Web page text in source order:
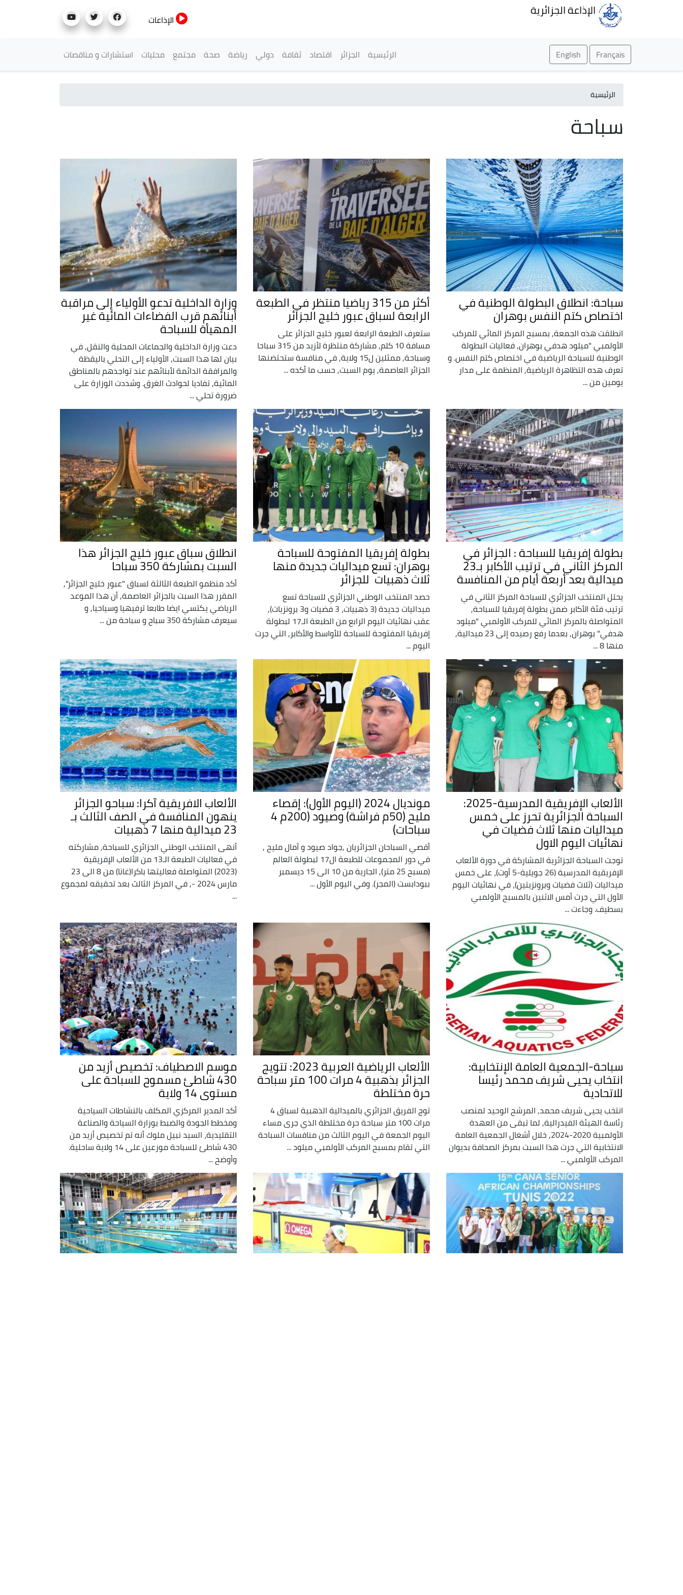
الإذاعة الجزائرية
الإذاعات
Français
English القائمة الرئيسية
الرئيسية الجزائر اقتصاد ثقافة دولي رياضة صحة مجتمع محليات استشارات و مناقصات
الرئيسية
سباحة
سباحة: انطلاق البطولة الوطنية في
اختصاص كتم النفس بوهران
انطلقت هذه الجمعة, بمسبح المركز المائي للمركب
الأولمبي "ميلود هدفي بوهران, فعاليات البطولة
الوطنية للسباحة الرياضية في اختصاص كتم النفس. و
تعرف هده التظاهرة الرياضية, المنظمة على مدار
يومين من ...
أكثر من 315 رياضيا منتظر في الطبعة
الرابعة لسباق عبور خليج الجزائر
ستعرف الطبعة الرابعة لعبور خليج الجزائر على
مسافة 10 كلم, مشاركة منتظرة لأزيد من 315 سباحا
وسباحة, ممثلين ل15 ولاية, في منافسة ستحتضنها
الجزائر العاصمة, يوم السبت, حسب ما أكده ...
وزارة الداخلية تدعو الأولياء إلى مراقبة
أبنائهم قرب الفضاءات المائية غير
المهيأة للسباحة
دعت وزارة الداخلية والجماعات المحلية والنقل, في
بيان لها هذا السبت, الأولياء إلى التحلي باليقظة
والمرافقة الدائمة لأبنائهم عند تواجدهم بالمناطق
المائية, تفاديا لحوادث الغرق. وشددت الوزارة على
ضرورة تحلي ...
بطولة إفريقيا للسباحة : الجزائر في
المركز الثاني في ترتيب الأكابر بـ23
ميدالية بعد أربعة أيام من المنافسة
يحتل المنتخب الجزائري للسباحة المركز الثاني في
ترتيب فئة الأكابر ضمن بطولة إفريقيا للسباحة,
المتواصلة بالمركز المائي للمركب الأولمبي "ميلود
هدفي" بوهران, بعدما رفع رصيده إلى 23 ميدالية,
منها 8 ...
بطولة إفريقيا المفتوحة للسباحة
بوهران: تسع ميداليات جديدة منها
ثلاث ذهبيات للجزائر
حصد المنتخب الوطني الجزائري للسباحة تسع
ميداليات جديدة (3 ذهبيات، 3 فضيات و3 برونزيات),
عقب نهائيات اليوم الرابع من الطبعة الـ17 لبطولة
إفريقيا المفتوحة للسباحة للأواسط والأكابر, التي جرت
اليوم ...
انطلاق سباق عبور خليج الجزائر هذا
السبت بمشاركة 350 سباحا
أكد منظمو الطبعة الثالثة لسباق "عبور خليج الجزائر",
المقرر هذا السبت بالجزائر العاصمة, أن هذا الموعد
الرياضي يكتسي ايضا طابعا ترفيهيا وسياحيا, و
سيعرف مشاركة 350 سباح و سباحة من ...
الألعاب الإفريقية المدرسية-2025:
السباحة الجزائرية تحرز على خمس
ميداليات منها ثلاث فضيات في
نهائيات اليوم الاول
توجت السباحة الجزائرية المشاركة في دورة الألعاب
الإفريقية المدرسية (26 جويلية-5 أوت)، على خمس
ميداليات (ثلاث فضيات وبرونزيتين)، في نهائيات اليوم
الأول التي جرت أمس الاثنين بالمسبح الأولمبي
بسطيف. وجاءت ...
مونديال 2024 (اليوم الأول): إقصاء
مليح (50م فراشة) وصيود (200م 4
سباحات)
أقصي السباحان الجزائريان ,جواد صيود و آمال مليح ,
في دور المجموعات للطبعة ال17 لبطولة العالم
(مسبح 25 متر), الجارية من 10 الى 15 ديسمبر
ببودابست (المجر). وفي اليوم الأول ...
الألعاب الافريقية آكرا: سباحو الجزائر
ينهون المنافسة في الصف الثالث بـ
23 ميدالية منها 7 ذهبيات
أنهى المنتخب الوطني الجزائري للسباحة, مشاركته
في فعاليات الطبعة الـ13 من الألعاب الإفريقية
(2023) المتواصلة فعاليتها باكرا(غانا) من 8 الى 23
مارس 2024 -, في المركز الثالث بعد تحقيقه لمجموع
...
سباحة-الجمعية العامة الإنتخابية:
انتخاب يحيى شريف محمد رئيسا
للاتحادية
انتخب يحيى شريف محمد, المرشح الوحيد لمنصب
رئاسة الهيئة الفيدرالية, لما تبقى من العهدة
الأولمبية 2020-2024, خلال أشغال الجمعية العامة
الانتخابية التي جرت هذا السبت بمركز الصحافة بديوان
المركب الأولمبي ...
الألعاب الرياضية العربية 2023: تتويج
الجزائر بذهبية 4 مرات 100 متر سباحة
حرة مختلطة
توج الفريق الجزائري بالميدالية الذهبية لسباق 4
مرات 100 متر سباحة حرة مختلطة الذي جرى مساء
اليوم الجمعة في اليوم الثالث من منافسات السباحة
التي تقام بمسبح المركب الأولمبي ميلود ...
موسم الاصطياف: تخصيص أزيد من
430 شاطئ مسموح للسباحة على
مستوى 14 ولاية
أكد المدير المركزي المكلف بالنشاطات السياحية
ومخطط الجودة والضبط بوزارة السياحة والصناعة
التقليدية، السيد نبيل ملوك أنه تم تخصيص أزيد من
430 شاطئ للسباحة موزعين على 14 ولاية ساحلية.
وأوضح ...